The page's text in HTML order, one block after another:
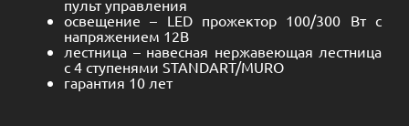
пульт управления
освещение – LED прожектор 100/300 Вт с
напряжением 12В
лестница – навесная нержавеющая лестница
с 4 ступенями STANDART/MURO
гарантия 10 лет